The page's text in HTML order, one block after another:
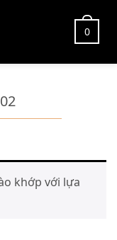
0
khớp với lựa